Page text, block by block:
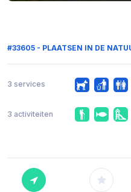
#33605 - PLAATSEN IN DE
3 services
3 activiteiten